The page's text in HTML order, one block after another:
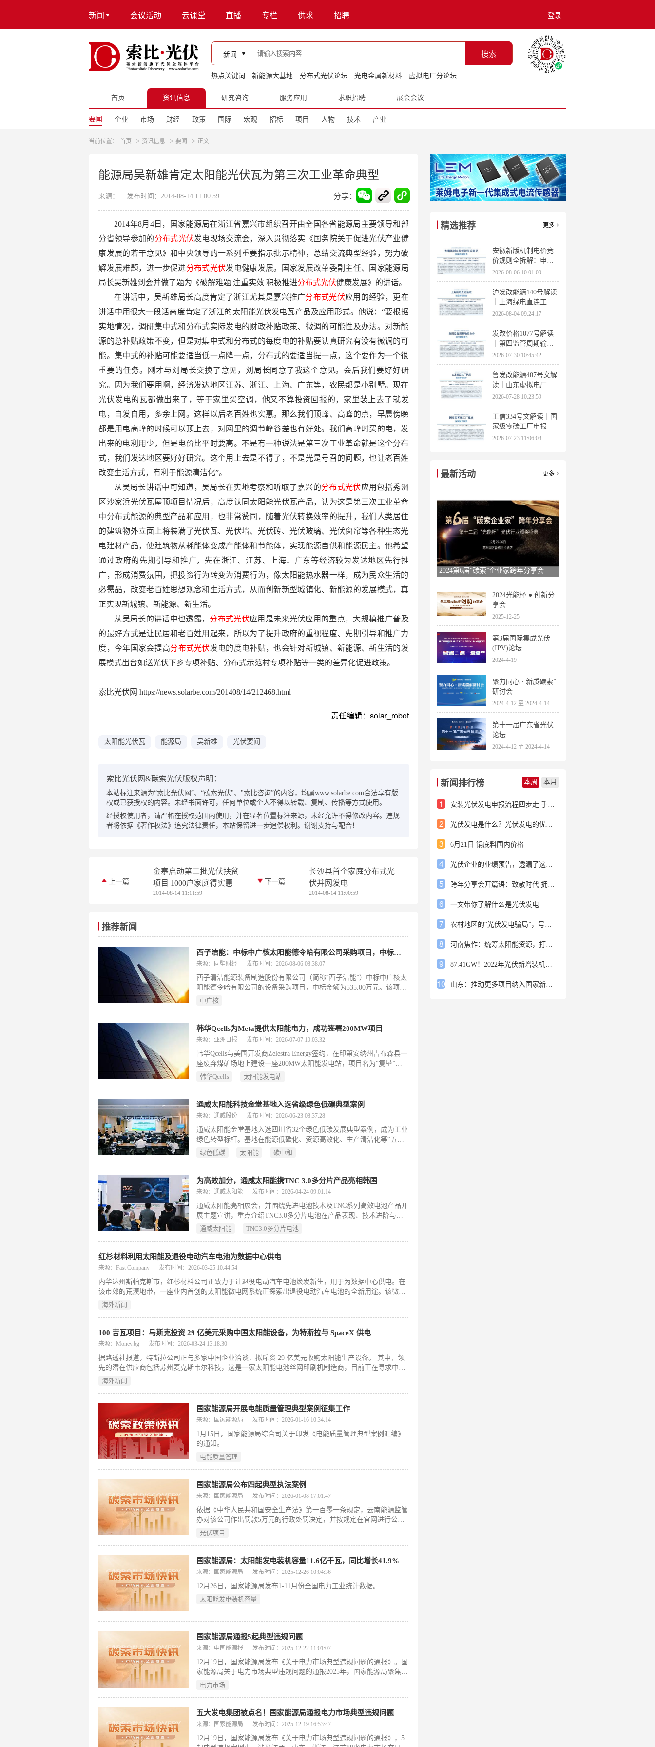
新闻 会议活动 云课堂 直播 专栏 供求 招聘 登录
新闻 搜索
热点关键词 新能源大基地 分布式光伏论坛 光电金属新材料 虚拟电厂分论坛
首页 资讯信息 研究咨询 服务应用 求职招聘 展会会议
要闻 企业 市场 财经 政策 国际 宏观 招标 项目 人物 技术 产业
当前位置： 首页 > 资讯信息 > 要闻 > 正文
能源局吴新雄肯定太阳能光伏瓦为第三次工业革命典型
来源： 发布时间：2014-08-14 11:00:59 分享：
2014年8月4日，国家能源局在浙江省嘉兴市组织召开由全国各省能源局主要领导和部
分省领导参加的分布式光伏发电现场交流会，深入贯彻落实《国务院关于促进光伏产业健
康发展的若干意见》和中央领导的一系列重要指示批示精神，总结交流典型经验，努力破
解发展难题，进一步促进分布式光伏发电健康发展。国家发展改革委副主任、国家能源局
局长吴新雄到会并做了题为《破解难题 注重实效 积极推进分布式光伏健康发展》的讲话。
在讲话中，吴新雄局长高度肯定了浙江尤其是嘉兴推广分布式光伏应用的经验，更在
讲话中用很大一段话高度肯定了浙江的太阳能光伏发电瓦产品及应用形式。他说：“要根据
实地情况，调研集中式和分布式实际发电的财政补贴政策、微调的可能性及办法。对新能
源的总补贴政策不变，但是对集中式和分布式的每度电的补贴要认真研究有没有微调的可
能。集中式的补贴可能要适当低一点降一点，分布式的要适当提一点，这个要作为一个很
重要的任务。刚才与刘局长交换了意见，刘局长同意了我这个意见。会后我们要好好研
究。因为我们要用啊，经济发达地区江苏、浙江、上海、广东等，农民都是小别墅。现在
光伏发电的瓦都做出来了，等于家里买空调，他又不算投资回报的，家里装上去了就发
电，自发自用，多余上网。这样以后老百姓也实惠。那么我们顶峰、高峰的点，早晨傍晚
都是用电高峰的时候可以顶上去，对网里的调节峰谷差也有好处。我们高峰时买的电，发
出来的电利用少，但是电价比平时要高。不是有一种说法是第三次工业革命就是这个分布
式，我们发达地区要好好研究。这个用上去是不得了，不是光是号召的问题，也让老百姓
改变生活方式，有利于能源清洁化”。
从吴局长讲话中可知道，吴局长在实地考察和听取了嘉兴的分布式光伏应用包括秀洲
区沙家浜光伏瓦屋顶项目情况后，高度认同太阳能光伏瓦产品，认为这是第三次工业革命
中分布式能源的典型产品和应用，也非常赞同，随着光伏转换效率的提升，我们人类居住
的建筑物外立面上将装满了光伏瓦、光伏墙、光伏砖、光伏玻璃、光伏窗帘等各种生态光
电建材产品，使建筑物从耗能体变成产能体和节能体，实现能源自供和能源民主。他希望
通过政府的先期引导和推广，先在浙江、江苏、上海、广东等经济较为发达地区先行推
广，形成消费氛围，把投资行为转变为消费行为，像太阳能热水器一样，成为民众生活的
必需品，改变老百姓思想观念和生活方式，从而创新新型城镇化、新能源的发展模式，真
正实现新城镇、新能源、新生活。
从吴局长的讲话中也透露， 分布式光伏应用是未来光伏应用的重点，大规模推广普及
的最好方式是让民居和老百姓用起来，所以为了提升政府的重视程度、先期引导和推广力
度，今年国家会提高分布式光伏发电的度电补贴，也会针对新城镇、新能源、新生活的发
展模式出台如送光伏下乡专项补贴、分布式示范村专项补贴等一类的差异化促进政策。
索比光伏网 https://news.solarbe.com/201408/14/212468.html
责任编辑：solar_robot
太阳能光伏瓦 能源局 吴新雄 光伏要闻
索比光伏网&碳索光伏版权声明：
本站标注来源为“索比光伏网”、“碳索光伏"、"索比咨询”的内容，均属www.solarbe.com合法享有版
权或已获授权的内容。未经书面许可，任何单位或个人不得以转载、复制、传播等方式使用。
经授权使用者，请严格在授权范围内使用，并在显著位置标注来源，未经允许不得修改内容。违规
者将依据《著作权法》追究法律责任，本站保留进一步追偿权利。谢谢支持与配合！
上一篇
金寨启动第二批光伏扶贫
项目 1000户家庭得实惠
2014-08-14 11:11:59
下一篇
长沙县首个家庭分布式光
伏并网发电
2014-08-14 11:00:59
推荐新闻
西子洁能：中标中广核太阳能德令哈有限公司采购项目，中标金额为535.00万元
来源：同壁财经 发布时间：2026-08-06 08:38:07
西子清洁能源装备制造股份有限公司（简称“西子洁能”）中标中广核太
阳能德令哈有限公司的设备采购项目，中标金额为535.00万元。该项目
源于《中广核德令哈50MW光热示范电站二列蒸汽发生器设备采购及更
于光热发电核心环节中的蒸汽发生系统升级，涉及设备供货及配套服
务，是西子洁能在光热储能装备领域的重要业务落地。中标项目将服务
场的参与度与执行能力。
中广核
韩华Qcells为Meta提供太阳能电力，成功签署200MW项目
来源：亚洲日报 发布时间：2026-07-07 10:03:32
韩华Qcells与美国开发商Zelestra Energy签约，在印第安纳州吉布森县一
座废弃煤矿场地上建设一座200MW太阳能发电站，项目名为“复垦”，
旨在将工业废弃地转化为绿色能源基地。该电站将供应约32万块光伏组
过长期购电协议（PPA）全部供应给Meta公司。项目兼顾生态修复，计
划通过土壤稳定和绿地重建提升生物多样性与区域生态系统。此举标志
展，响应科技企业日益增长的清洁能源需求——据彭博新能源财经预
测，以Meta为代表的四大科技公司将在2025年占全球企业可再生能源采
购量近49%。（199字）
韩华Qcells 太阳能发电站
通威太阳能科技金堂基地入选省级绿色低碳典型案例
来源：通威股份 发布时间：2026-06-23 08:37:28
通威太阳能金堂基地入选四川省32个绿色低碳发展典型案例，成为工业
绿色转型标杆。基地在能源低碳化、资源高效化、生产清洁化等“五化”
方面成效显著。未来将持续加大节能减排与循环经济技术研发，打造国
绿色低碳 太阳能 碳中和
为高效加分，通威太阳能携TNC 3.0多分片产品亮相韩国
来源：通威太阳能 发布时间：2026-04-24 09:01:14
通威太阳能亮相展会，并围绕先进电池技术及TNC系列高效电池产品开
展主题宣讲，重点介绍TNC3.0多分片电池在产品表现、技术进阶与价
值释放等方面的最新进展。宣讲中，通威太阳能平台质量部海外客服资
通威太阳能 TNC3.0多分片电池
红杉材料利用太阳能及退役电动汽车电池为数据中心供电
来源：Fast Company 发布时间：2026-03-25 10:44:54
内华达州斯帕克斯市，红杉材料公司正致力于让退役电动汽车电池焕发新生，用于为数据中心供电。在
该市郊的荒漠地带，一座业内首创的太阳能微电网系统正探索出退役电动汽车电池的全新用途。该微电
网坐落于红杉材料总部，这家估值达 60 亿美元的电池回收企业发现，每年回收的数万个电动汽车电池
心开发商克鲁索合作，正式启动新能源业务并启用该微电网。目前，该系统正为克鲁索云提供的“图形
处理器即服务”（GPUaaS）业务供电。据悉，...
海外新闻
100 吉瓦项目：马斯克投资 29 亿美元采购中国太阳能设备，为特斯拉与 SpaceX 供电
来源：Money.bg 发布时间：2026-03-24 13:18:30
据路透社报道，特斯拉公司正与多家中国企业洽谈，拟斥资 29 亿美元收购太阳能生产设备。 其中，领
先的潜在供应商包括苏州麦克斯韦尔科技，这是一家太阳能电池丝网印刷机制造商，目前正在寻求中国
商务部批准其出口资质。其他候选企业还包括深圳 S.C 新能源科技和拉普拉斯新能源科技。待交付设备
力。这是埃隆·马斯克雄心勃勃目标的一部分，旨在美国境内建设 100 吉瓦的太阳能发电能力。特斯拉
正在积极调研多个生产基地，包括扩...
海外新闻
国家能源局开展电能质量管理典型案例征集工作
来源：国家能源局 发布时间：2026-01-16 10:34:14
1月15日，国家能源局综合司关于印发《电能质量管理典型案例汇编》
的通知。
电能质量管理
国家能源局公布四起典型执法案例
来源：国家能源局 发布时间：2026-01-08 17:01:47
依据《中华人民共和国安全生产法》第一百零一条规定，云南能源监管
办对该公司作出罚款5万元的行政处罚决定，并按规定在官网进行公
示。9月29日，浙江能源监管办对该公司正式立案调查，11月29日送达
据，按照《国家能源局行政处罚裁量权基准》，该公司的违法行为属于
一般处罚情形。
光伏项目
国家能源局：太阳能发电装机容量11.6亿千瓦，同比增长41.9%
来源：国家能源局 发布时间：2025-12-26 10:04:36
12月26日，国家能源局发布1-11月份全国电力工业统计数据。
太阳能发电装机容量
国家能源局通报5起典型违规问题
来源：中国能源报 发布时间：2025-12-22 11:01:07
12月19日，国家能源局发布《关于电力市场典型违规问题的通报》。国
家能源局关于电力市场典型违规问题的通报2025年，国家能源局聚焦全
国统一电力市场建设目标任务，加大电力市场秩序监管力度，集中发现
挥典型问题警示教育作用，规范电力市场秩序，现将5起典型违规问题
通报如下。
电力市场
五大发电集团被点名！国家能源局通报电力市场典型违规问题
来源：国家能源局 发布时间：2025-12-19 16:53:47
12月19日，国家能源局发布《关于电力市场典型违规问题的通报》，5
精选推荐 更多
安徽新版机制电价竞
价规则全拆解：申报
条件、保函罚则、出
清机制、聚合商门槛
2026-08-06 10:01:00
沪发改能源140号解读
｜上海绿电直连工作
方案 申报条件、源荷
指标、场景优先级全
梳理
2026-08-04 09:24:17
发改价格1077号解读
｜第四监管周期输配
电价落地 电量电价下
调容量电价上调
2026-07-30 10:45:42
鲁发改能源407号文解
读｜山东虚拟电厂管
理办法全文 分布式光
伏打包入市规则详解
2026-07-28 10:23:59
工信334号文解读｜国
家级零碳工厂申报条
件、三大硬性指标、
2026-07-23 11:06:08
最新活动 更多
2024第6届“碳索”企业家跨年分享会
2024光能杯 ● 创新分
享会
2025-12-25
第3届国际集成光伏
(IPV)论坛
2024-4-19
聚力同心 · 新质碳索”
研讨会
2024-4-12 至 2024-4-14
第十一届广东省光伏
论坛
2024-4-12 至 2024-4-14
新闻排行榜 本周 本月
1 安装光伏发电申报流程四步走 手把手教你装起光伏电站
2 光伏发电是什么？光伏发电的优缺点有哪些？
3 6月21日 锅底料国内价格
4 光伏企业的业绩预告，透漏了这些信号
5 跨年分享会开篇语：致敬时代 拥抱变革
6 一文带你了解什么是光伏发电
7 农村地区的“光伏发电骗局”，号称能用屋顶赚钱，不少人已经上当
8 河南焦作：统筹太阳能资源，打造百万千瓦级光伏基地
9 87.41GW！2022年光伏新增装机规模发布
10 山东：推动更多项目纳入国家新增风光大基地项目